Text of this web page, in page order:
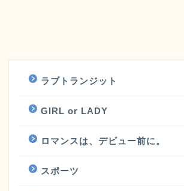
ラブトランジット
GIRL or LADY
ロマンスは、デビュー前に。
スポーツ